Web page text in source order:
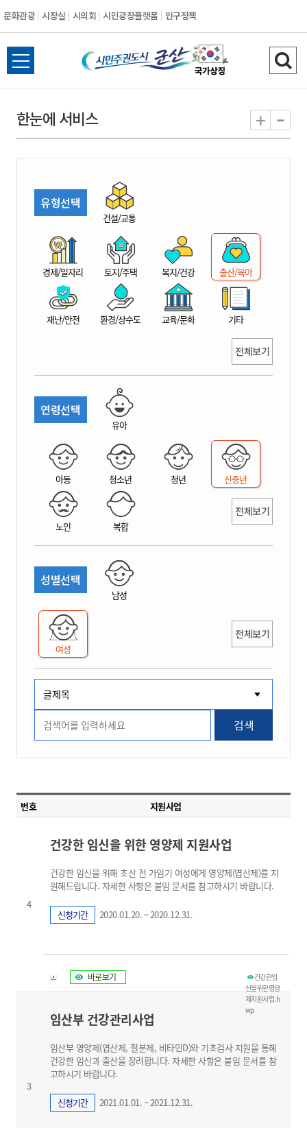
문화관광 시장실 시의회 시민광장플랫폼 인구정책
시
민
권
시
산
전
체
뉴
열
검
색
기
한눈에 서비스 + -
유형선택
건설/교통
경제/일자리 토지/주택 복지/건강 출산/육아
재난/안전 환경/상수도 교육/문화 기타
전체보기
연령선택
유아
아동 청소년 청년 신중년
노인 복합
전체보기
성별선택
남성
여성
전체보기
검색
번호 지원사업
4
건강한 임신을 위한 영양제 지원사업
건강한 임신을 위해 초산 전 가임기 여성에게 영양제(엽산제)를 지
원해드립니다. 자세한 사항은 붙임 문서를 참고하시기 바랍니다.
신청기간 2020.01.20. ~ 2020.12.31.
건강한임
신을위한영양
제지원사업.h
wp
바로보기
3
임산부 건강관리사업
임산부 영양제(엽산제, 철분제, 비타민D)와 기초검사 지원을 통해
건강한 임신과 출산을 장려합니다. 자세한 사항은 붙임 문서를 참
고하시기 바랍니다.
신청기간 2021.01.01. ~ 2021.12.31.